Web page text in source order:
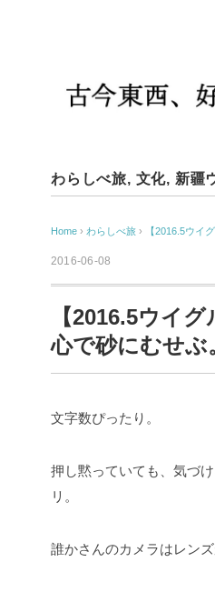
わらしべ旅, 文化, 新疆
Home › わらしべ旅 › 【2016.5ウイ
2016-06-08
【2016.5ウイ
心で砂にむせぶ
文字数ぴったり。
押し黙っていても、気づ
リ。
誰かさんのカメラはレン